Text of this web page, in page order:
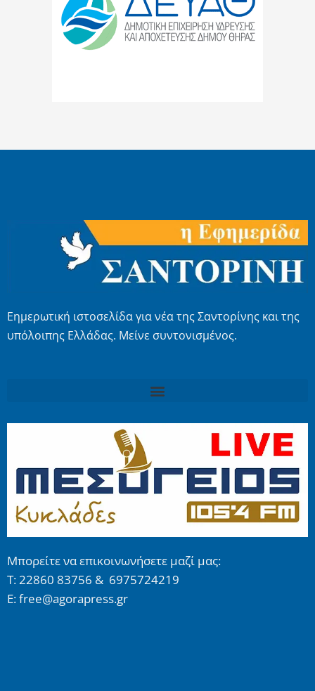
Εημερωτική ιστοσελίδα για νέα της Σαντορίνης και της
υπόλοιπης Ελλάδας. Μείνε συντονισμένος.
Μπορείτε να επικοινωνήσετε μαζί μας:
Τ: 22860 83756 & 6975724219
E: free@agorapress.gr